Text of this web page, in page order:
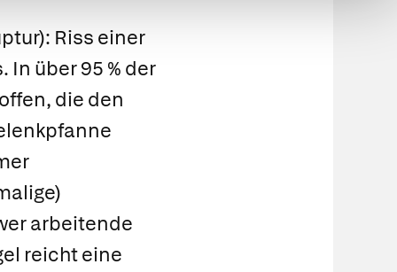
Riss einer
über 95 % der
die den
arbeitende
reicht eine